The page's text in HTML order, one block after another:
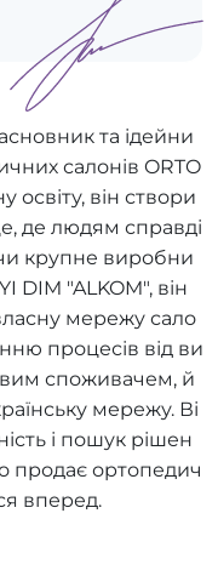
та ідейни
салонів ORTO
він створи
де людям справді
крупне виробни
DIM "ALKOM", він
мережу сало
процесів від ви
споживачем, й
мережу. Ві
і пошук рішен
продає ортопедич
вперед.